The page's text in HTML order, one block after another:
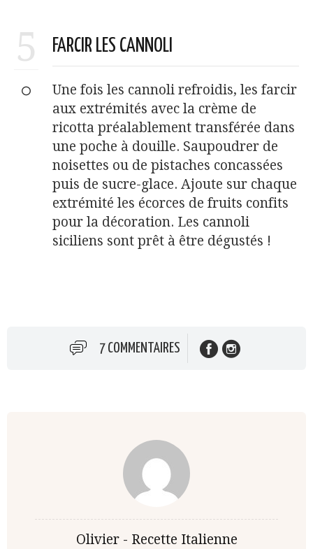
5 FARCIR LES CANNOLI
Une fois les cannoli refroidis, les farcir
aux extrémités avec la crème de
ricotta préalablement transférée dans
une poche à douille. Saupoudrer de
noisettes ou de pistaches concassées
puis de sucre-glace. Ajoute sur chaque
extrémité les écorces de fruits confits
pour la décoration. Les cannoli
siciliens sont prêt à être dégustés !
7 COMMENTAIRES
Olivier - Recette Italienne